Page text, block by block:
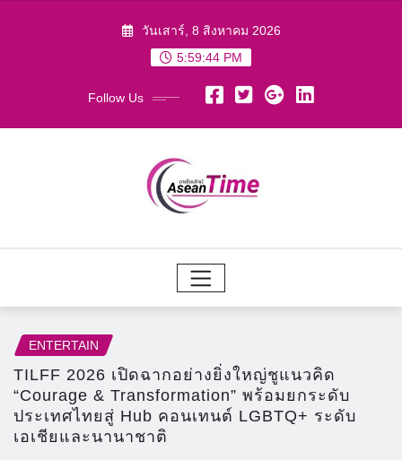
วันเสาร์, 8 สิงหาคม 2026
5:59:46 PM
Follow Us
ENTERTAIN
TILFF 2026 เปิดฉากอย่างยิ่งใหญ่ชูแนวคิด
“Courage & Transformation” พร้อมยกระดับ
ประเทศไทยสู่ Hub คอนเทนต์ LGBTQ+ ระดับ
เอเชียและนานาชาติ